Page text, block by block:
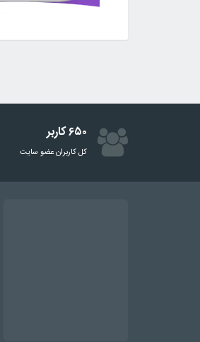
۶۵۰ کاربر
کل کاربران عضو سایت